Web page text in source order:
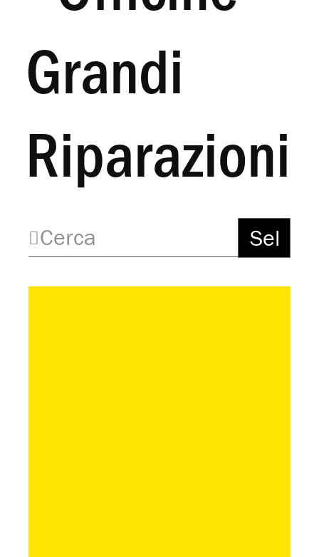
Grandi
Riparazioni